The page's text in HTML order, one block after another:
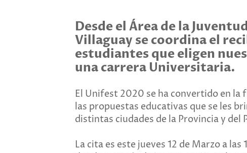
Desde el Área de la
Villaguay se coordina el
estudiantes que eligen
una carrera Universitaria.
El Unifest 2020 se ha convertido en la
las propuestas educativas que se les
distintas ciudades de la Provincia y del
La cita es este jueves 12 de Marzo a